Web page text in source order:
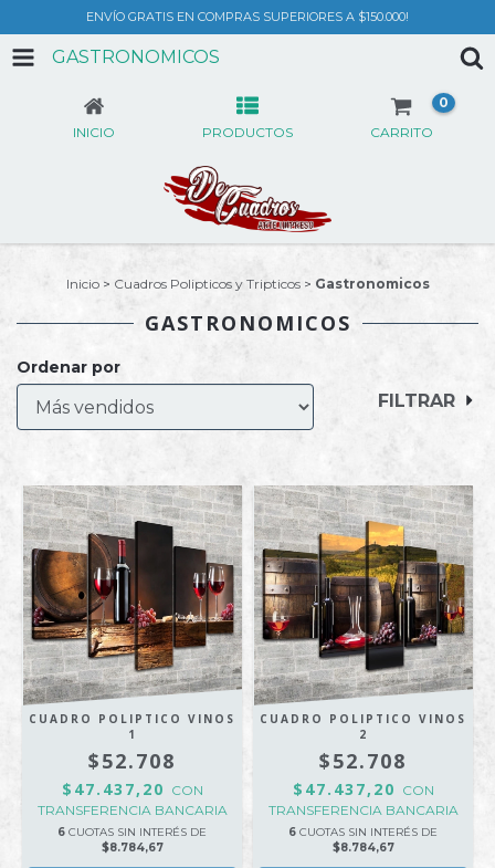
ENVÍO GRATIS EN COMPRAS SUPERIORES A $150.000!
GASTRONOMICOS
INICIO PRODUCTOS CARRITO
0
Inicio > Cuadros Polipticos y Tripticos > Gastronomicos
GASTRONOMICOS
Ordenar por
FILTRAR
CUADRO POLIPTICO VINOS
1
$52.708
$47.437,20 CON
TRANSFERENCIA BANCARIA
6 CUOTAS SIN INTERÉS DE
$8.784,67
CUADRO POLIPTICO VINOS
2
$52.708
$47.437,20 CON
TRANSFERENCIA BANCARIA
6 CUOTAS SIN INTERÉS DE
$8.784,67